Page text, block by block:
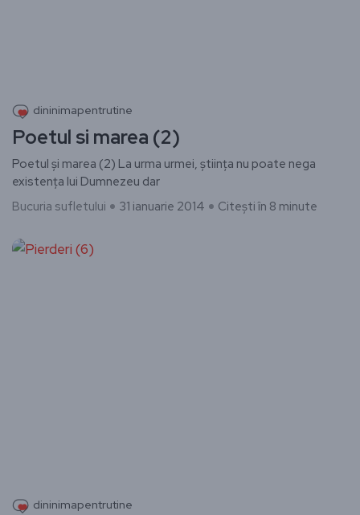
dininimapentrutine
Poetul si marea (2)
Poetul și marea (2) ​La urma urmei, știința nu poate nega
existența lui Dumnezeu dar
Bucuria sufletului
31 ianuarie 2014 Citești în 8 minute
dininimapentrutine